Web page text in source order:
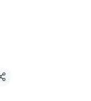
แชร์